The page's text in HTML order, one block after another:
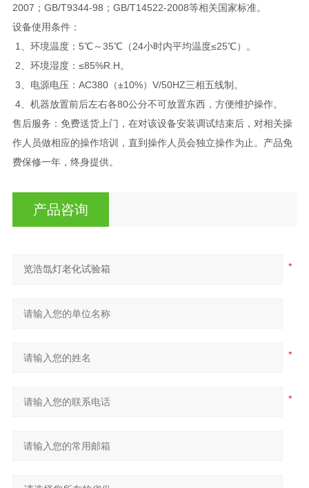
2007；GB/T9344-98；GB/T14522-2008等相关国家标准。
设备使用条件：
1、环境温度：5℃～35℃（24小时内平均温度≤25℃）。
2、环境湿度：≤85%R.H。
3、电源电压：AC380（±10%）V/50HZ三相五线制。
4、机器放置前后左右各80公分不可放置东西，方便维护操作。
售后服务：免费送货上门，在对该设备安装调试结束后，对相关操
作人员做相应的操作培训，直到操作人员会独立操作为止。产品免
费保修一年，终身提供。
产品咨询